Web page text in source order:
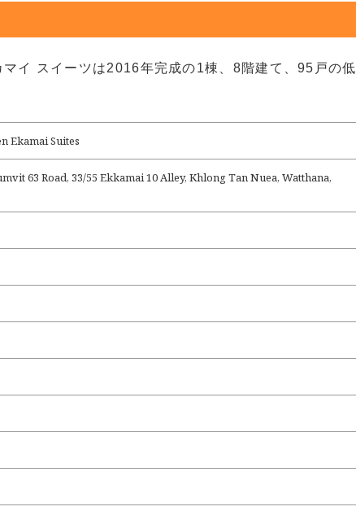
イ スイーツは2016年完成の1棟、8階建て、95戸の低
Ekamai Suites
63 Road, 33/55 Ekkamai 10 Alley, Khlong Tan Nuea, Watthana,